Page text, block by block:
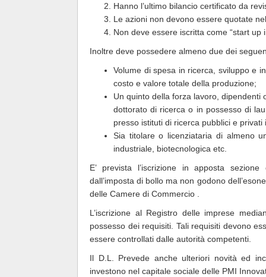
Hanno l’ultimo bilancio certificato da
Le azioni non devono essere quotate
Non deve essere iscritta come “start
Inoltre deve possedere almeno due dei
Volume di spesa in ricerca, sviluppo e
costo e valore totale della produzione;
Un quinto della forza lavoro,
dottorato di ricerca o in possesso di
presso istituti di ricerca pubblici e privati
Sia titolare o licenziataria di almeno
industriale, biotecnologica etc.
E’ prevista l’iscrizione in apposta
dall’imposta di bollo ma non godono
delle Camere di Commercio .
L’iscrizione al Registro delle imprese
possesso dei requisiti. Tali requisiti devono
essere controllati dalle autorità competenti.
Il D.L. Prevede anche ulteriori novità ed
investono nel capitale sociale delle PMI